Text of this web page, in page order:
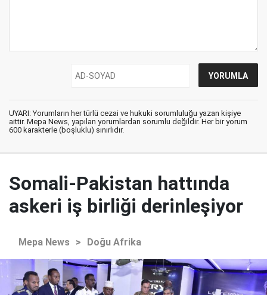
UYARI: Yorumların her türlü cezai ve hukuki sorumluluğu yazan kişiye
aittir. Mepa News, yapılan yorumlardan sorumlu değildir. Her bir yorum
600 karakterle (boşluklu) sınırlıdır.
Somali-Pakistan hattında
askeri iş birliği derinleşiyor
Mepa News > Doğu Afrika